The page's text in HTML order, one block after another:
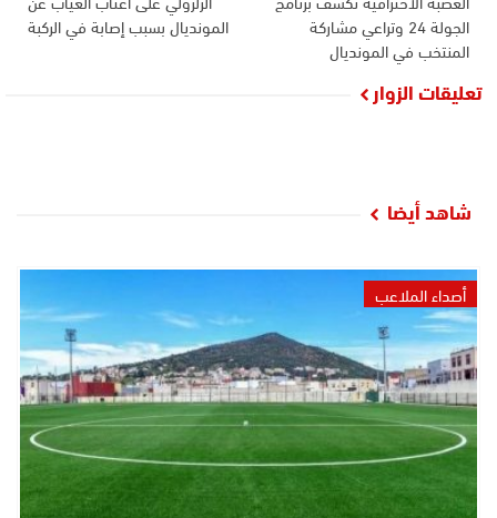
الجولة 24 وتراعي مشاركة
المنتخب في المونديال
المونديال بسبب إصابة في الركبة
تعليقات الزوار
شاهد أيضا
أصداء الملاعب